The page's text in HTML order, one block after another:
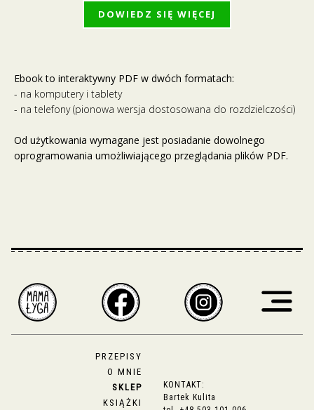
DOWIEDZ SIĘ WIĘCEJ
Ebook to interaktywny PDF w dwóch formatach:
- na komputery i tablety
- na telefony (pionowa wersja dostosowana do rozdzielczości)
Od użytkowania wymagane jest posiadanie dowolnego
oprogramowania umożliwiającego przeglądania plików PDF.
PRZEPISY
O MNIE
SKLEP
KSIĄŻKI
KONTAKT:
Bartek Kulita